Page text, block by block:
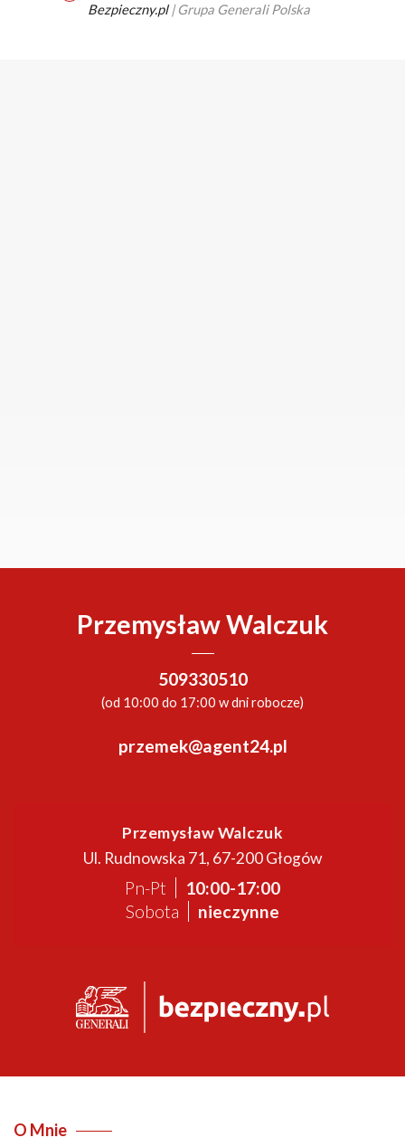
Bezpieczny.pl| Grupa Generali Polska
Przemysław Walczuk
509330510
(od 10:00 do 17:00 w dni robocze)
przemek@agent24.pl
Przemysław Walczuk
Ul. Rudnowska 71, 67-200 Głogów
Pn-Pt
10:00-17:00
Sobota
Nieczynne
O Mnie